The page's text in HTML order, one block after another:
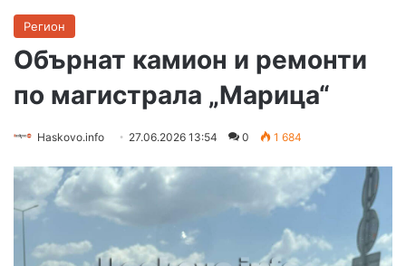
Регион
Обърнат камион и ремонти
по магистрала „Марица“
Haskovo.info 27.06.2026 13:54 0 1 684